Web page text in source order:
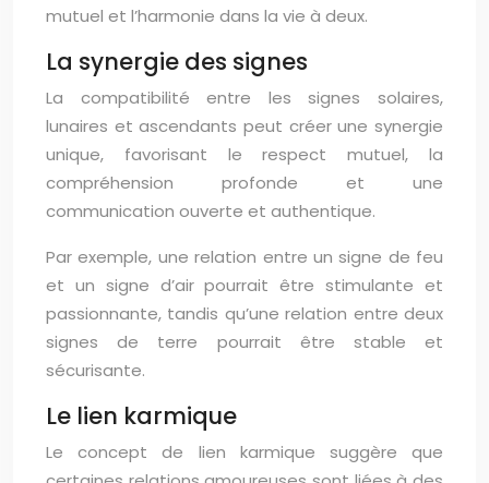
mutuel et l’harmonie dans la vie à deux.
La synergie des signes
La compatibilité entre les signes solaires,
lunaires et ascendants peut créer une synergie
unique, favorisant le respect mutuel, la
compréhension profonde et une
communication ouverte et authentique.
Par exemple, une relation entre un signe de feu
et un signe d’air pourrait être stimulante et
passionnante, tandis qu’une relation entre deux
signes de terre pourrait être stable et
sécurisante.
Le lien karmique
Le concept de lien karmique suggère que